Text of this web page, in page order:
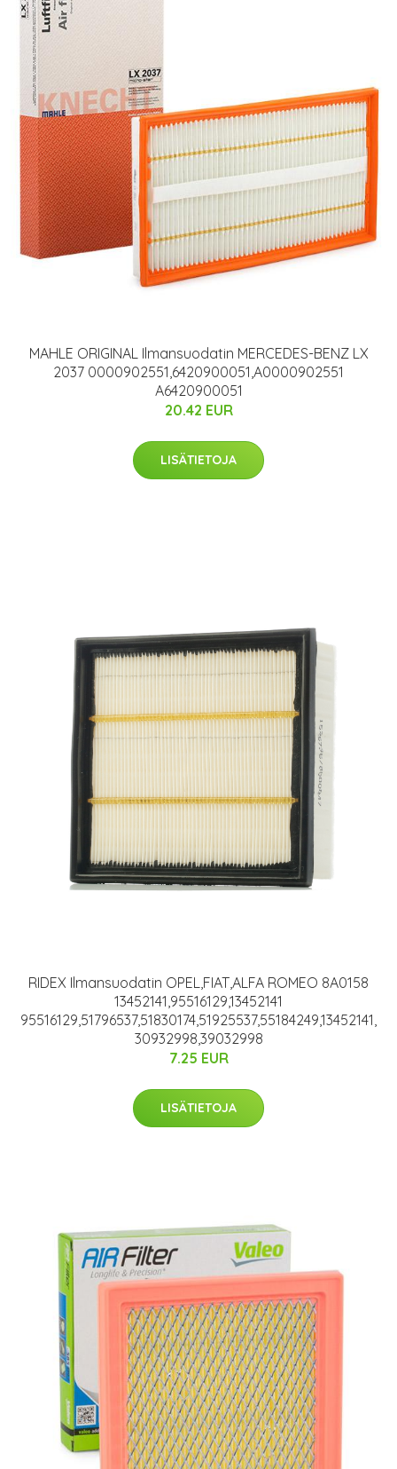
MAHLE ORIGINAL Ilmansuodatin MERCEDES-BENZ LX
2037 0000902551,6420900051,A0000902551
A6420900051
20.42 EUR
LISÄTIETOJA
RIDEX Ilmansuodatin OPEL,FIAT,ALFA ROMEO 8A0158
13452141,95516129,13452141
95516129,51796537,51830174,51925537,55184249,13452141,
30932998,39032998
7.25 EUR
LISÄTIETOJA